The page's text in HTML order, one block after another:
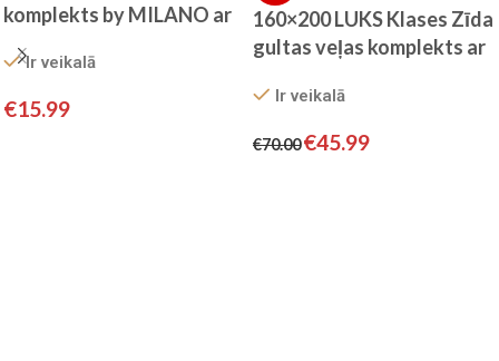
komplekts by MILANO ar
palagu/ 100% KOKVILNA
SATĪNS
Ir veikalā
€15.99
160×200 LUKS Klases Zīda
gultas veļas komplekts ar
Ir veikalā
€70.00€45.99